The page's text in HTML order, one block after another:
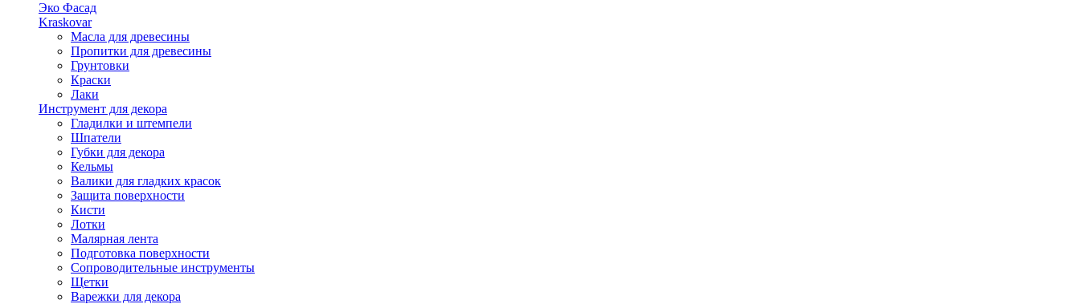
Эко Фасад
Kraskovar
Масла для древесины
Пропитки для древесины
Грунтовки
Краски
Лаки
Инструмент для декора
Гладилки и штемпели
Шпатели
Губки для декора
Кельмы
Валики для гладких красок
Защита поверхности
Кисти
Лотки
Малярная лента
Подготовка поверхности
Сопроводительные инструменты
Щетки
Варежки для декора